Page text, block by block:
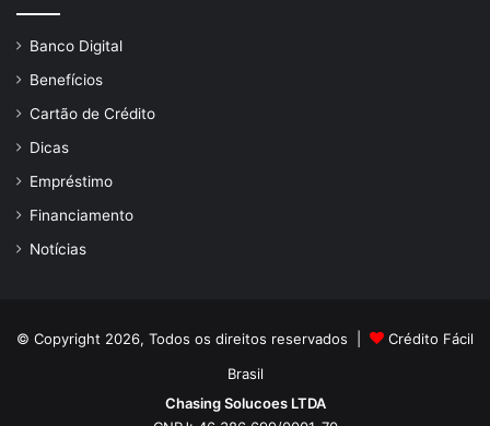
Banco Digital
Benefícios
Cartão de Crédito
Dicas
Empréstimo
Financiamento
Notícias
© Copyright 2026, Todos os direitos reservados |
Crédito Fácil
Brasil
Chasing Solucoes LTDA